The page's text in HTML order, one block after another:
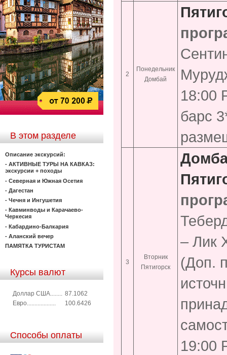
В этом разделе
Описание экскурсий:
- АКТИВНЫЕ ТУРЫ НА КАВКАЗ:
экскурсии + походы
- Северная и Южная Осетия
- Дагестан
- Чечня и Ингушетия
- Кавминводы и Карачаево-
Черкесия
- Кабардино-Балкария
- Аланский вечер
ПАМЯТКА ТУРИСТАМ
Курсы валют
Доллар США........ 87.1062
Евро...................
100.6426
Способы оплаты
2
Понедельник
Домбай
18:00
барс
3
Вторник
Пятигорск
– Лик
(Доп.
19:00